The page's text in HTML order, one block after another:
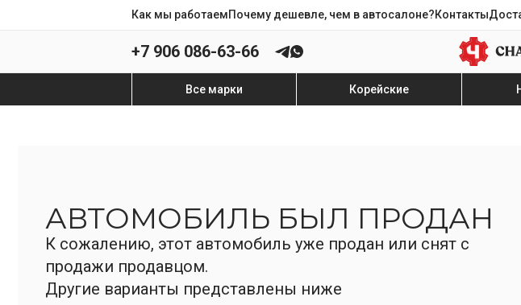
Как мы работаемПочему дешевле, чем в автосалоне?Контакты
+7 906 086-63-66
Все марки Корейские
АВТОМОБИЛЬ БЫЛ ПРОДАН
К сожалению, этот автомобиль уже продан или снят с
продажи продавцом.
Другие варианты представлены ниже